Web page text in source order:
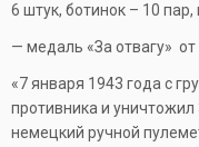
6 штук, ботинок – 10
— медаль «За отвагу» от
«7 января 1943 года с
противника и
немецкий ручной